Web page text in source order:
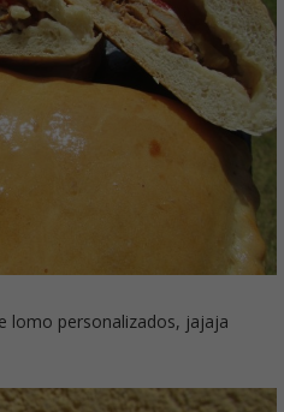
lomo personalizados, jajaja